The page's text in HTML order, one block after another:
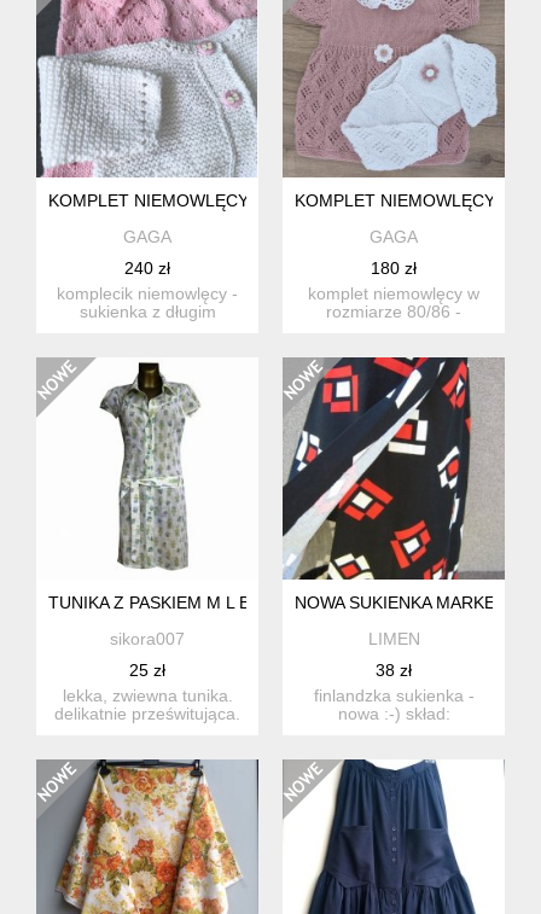
KOMPLET NIEMOWLĘCY "RÓŻOWA KOKARDKA"
GAGA
240 zł
komplecik niemowlęcy -
sukienka z długim
KOMPLET NIEMOWLĘCY
GAGA
180 zł
komplet niemowlęcy w
rozmiarze 80/86 -
TUNIKA Z PASKIEM M L BAWEŁNA
sikora007
25 zł
lekka, zwiewna tunika.
delikatnie prześwitująca.
NOWA SUKIENKA MARKETTA-
LIMEN
38 zł
finlandzka sukienka -
nowa :-) skład: